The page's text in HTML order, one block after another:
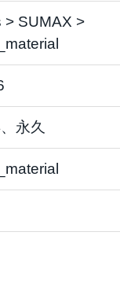
> SUMAX >
永久